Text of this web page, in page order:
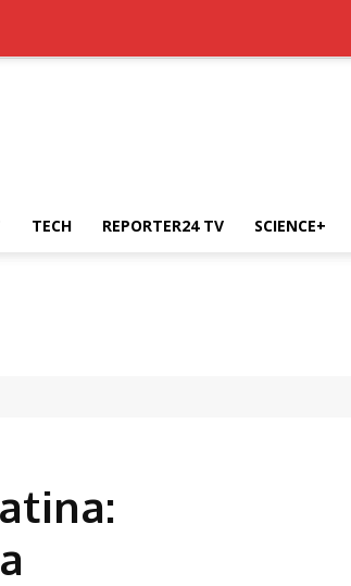
TECH REPORTER24 TV SCIENCE+